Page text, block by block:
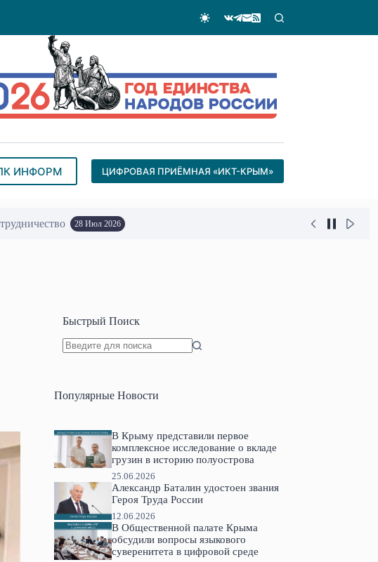
ИНФОРМ ЦИФРОВАЯ ПРИЁМНАЯ «ИКТ-КРЫМ»
28 Июл 2026
Быстрый Поиск
Популярные Новости
В Крыму представили первое
комплексное исследование о вкладе
грузин в историю полуострова
25.06.2026
Александр Баталин удостоен звания
Героя Труда России
12.06.2026
В Общественной палате Крыма
обсудили вопросы языкового
суверенитета в цифровой среде